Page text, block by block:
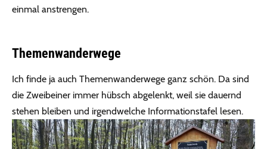
einmal anstrengen.
Themenwanderwege
Ich finde ja auch Themenwanderwege ganz schön. Da sind
die Zweibeiner immer hübsch abgelenkt, weil sie dauernd
stehen bleiben und irgendwelche Informationstafel lesen.